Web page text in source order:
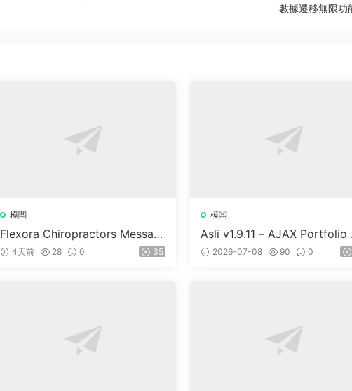
數據遷移無限功
模闆
Flexora Chiropractors Messag
e and Physical Therapists Wor
4天前 28 0 35
模闆
Asli v1.9.11 – AJAX Portfolio
ementor WordPress Theme
2026-07-08 90 0